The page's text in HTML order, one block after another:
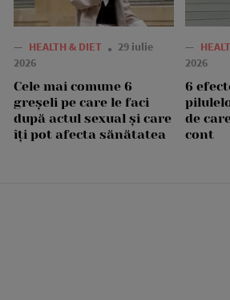
— HEALTH & DIET
29 iulie
2026
Cele mai comune 6
greșeli pe care le faci
după actul sexual și care
îți pot afecta sănătatea
—
2026
6
de
cont